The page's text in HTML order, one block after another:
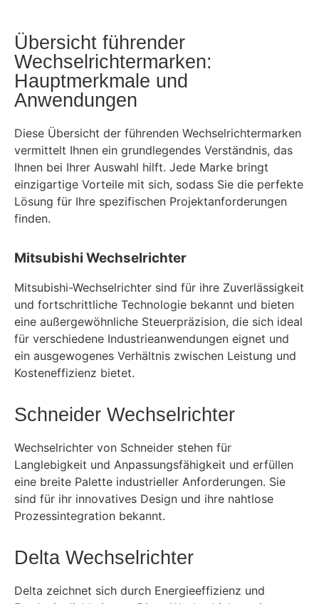
Übersicht führender
Wechselrichtermarken:
Hauptmerkmale und
Anwendungen
Diese Übersicht der führenden Wechselrichtermarken
vermittelt Ihnen ein grundlegendes Verständnis, das
Ihnen bei Ihrer Auswahl hilft. Jede Marke bringt
einzigartige Vorteile mit sich, sodass Sie die perfekte
Lösung für Ihre spezifischen Projektanforderungen
finden.
Mitsubishi Wechselrichter
Mitsubishi-Wechselrichter sind für ihre Zuverlässigkeit
und fortschrittliche Technologie bekannt und bieten
eine außergewöhnliche Steuerpräzision, die sich ideal
für verschiedene Industrieanwendungen eignet und
ein ausgewogenes Verhältnis zwischen Leistung und
Kosteneffizienz bietet.
Schneider Wechselrichter
Wechselrichter von Schneider stehen für
Langlebigkeit und Anpassungsfähigkeit und erfüllen
eine breite Palette industrieller Anforderungen. Sie
sind für ihr innovatives Design und ihre nahtlose
Prozessintegration bekannt.
Delta Wechselrichter
Delta zeichnet sich durch Energieeffizienz und